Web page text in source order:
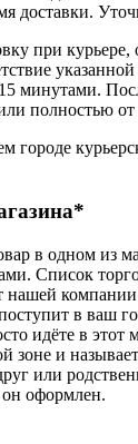
доставки.
при курьере,
минутами.
полностью
городе
в одном из
Список
компании
в ваш
идёте в этот
зоне и
или
оформлен.